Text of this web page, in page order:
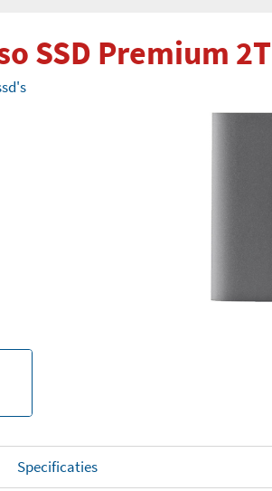
SSD Premium
Specificaties